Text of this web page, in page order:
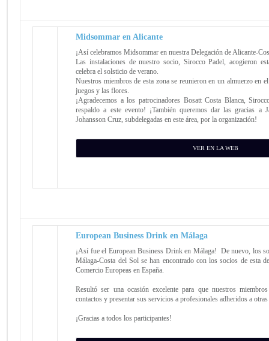
Midsommar en Alicante
¡Así celebramos Midsommar en nuestra Delegación de Alicante-
Las instalaciones de nuestro socio, Sirocco Padel, acogieron
celebra el solsticio de verano.
Nuestros miembros de esta zona se reunieron en un almuerzo en
juegos y las flores.
¡Agradecemos a los patrocinadores Bosatt Costa Blanca,
respaldo a este evento! ¡También queremos dar las gracias a
Johansson Cruz, subdelegadas en este área, por la organización!
VER EN LA WEB
European Business Drink en Málaga
¡Así fue el European Business Drink en Málaga! De nuevo, los
Málaga-Costa del Sol se han encontrado con los socios de esta
Comercio Europeas en España.
Resultó ser una ocasión excelente para que nuestros
contactos y presentar sus servicios a profesionales adheridos a
¡Gracias a todos los participantes!